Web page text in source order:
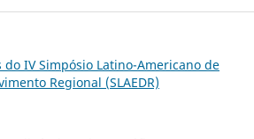
do IV Simpósio Latino-Americano de
Regional (SLAEDR)